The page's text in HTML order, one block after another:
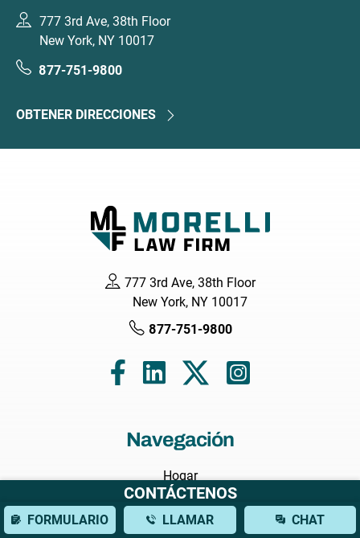
777 3rd Ave, 38th Floor
New York, NY 10017
877-751-9800
OBTENER DIRECCIONES
777 3rd Ave, 38th Floor
New York, NY 10017
877-751-9800
Navegación
Hogar
Acerca de nosotros
Abogados
CONTÁCTENOS
FORMULARIO LLAMAR CHAT